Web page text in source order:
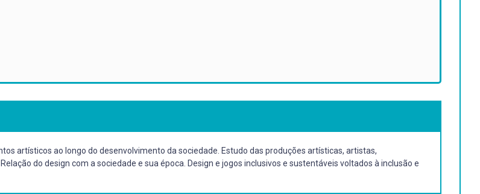
artísticos ao longo do desenvolvimento da sociedade. Estudo das produções artísticas, artistas,
do design com a sociedade e sua época. Design e jogos inclusivos e sustentáveis voltados à inclusão e